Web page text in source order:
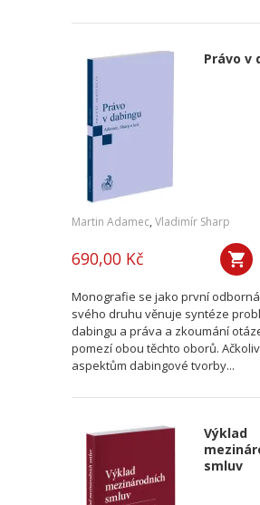
Právo v
Martin Adamec, Vladimír Sharp
690,00 Kč
Monografie se jako první
svého druhu věnuje syntéze
dabingu a práva a zkoumání
pomezí obou těchto oborů.
aspektům dabingové tvorby...
Výklad
smluv